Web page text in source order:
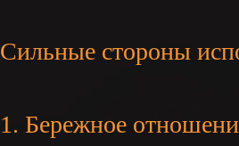
Сильные стороны
1. Бережное